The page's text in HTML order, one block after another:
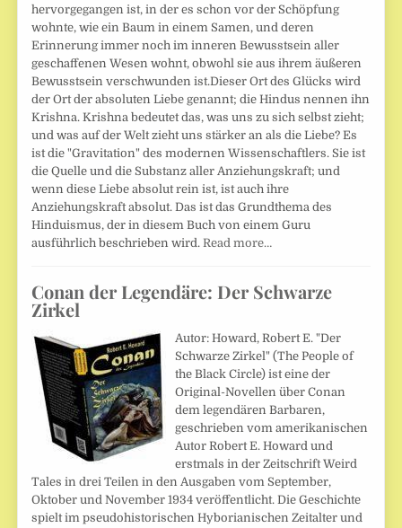
hervorgegangen ist, in der es schon vor der Schöpfung
wohnte, wie ein Baum in einem Samen, und deren
Erinnerung immer noch im inneren Bewusstsein aller
geschaffenen Wesen wohnt, obwohl sie aus ihrem äußeren
Bewusstsein verschwunden ist.Dieser Ort des Glücks wird
der Ort der absoluten Liebe genannt; die Hindus nennen ihn
Krishna. Krishna bedeutet das, was uns zu sich selbst zieht;
und was auf der Welt zieht uns stärker an als die Liebe? Es
ist die "Gravitation" des modernen Wissenschaftlers. Sie ist
die Quelle und die Substanz aller Anziehungskraft; und
wenn diese Liebe absolut rein ist, ist auch ihre
Anziehungskraft absolut. Das ist das Grundthema des
Hinduismus, der in diesem Buch von einem Guru
ausführlich beschrieben wird.Read more…
Conan der Legendäre: Der Schwarze
Zirkel
Autor: Howard, Robert E. "Der
Schwarze Zirkel" (The People of
the Black Circle) ist eine der
Original-Novellen über Conan
dem legendären Barbaren,
geschrieben vom amerikanischen
Autor Robert E. Howard und
erstmals in der Zeitschrift Weird
Tales in drei Teilen in den Ausgaben vom September,
Oktober und November 1934 veröffentlicht. Die Geschichte
spielt im pseudohistorischen Hyborianischen Zeitalter und